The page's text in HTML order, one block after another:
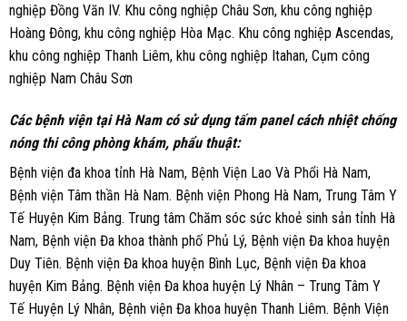
nghiệp Đồng Văn IV. Khu công nghiệp Châu Sơn, khu công nghiệp
Hoàng Đông, khu công nghiệp Hòa Mạc. Khu công nghiệp Ascendas,
khu công nghiệp Thanh Liêm, khu công nghiệp Itahan, Cụm công
nghiệp Nam Châu Sơn
Các bệnh viện tại Hà Nam có sử dụng tấm panel cách nhiệt chống
nóng thi công phòng khám, phẩu thuật:
Bệnh viện đa khoa tỉnh Hà Nam, Bệnh Viện Lao Và Phổi Hà Nam,
Bệnh viện Tâm thần Hà Nam. Bệnh viện Phong Hà Nam, Trung Tâm Y
Tế Huyện Kim Bảng. Trung tâm Chăm sóc sức khoẻ sinh sản tỉnh Hà
Nam, Bệnh viện Đa khoa thành phố Phủ Lý, Bệnh viện Đa khoa huyện
Duy Tiên. Bệnh viện Đa khoa huyện Bình Lục, Bệnh viện Đa khoa
huyện Kim Bảng. Bệnh viện Đa khoa huyện Lý Nhân – Trung Tâm Y
Tế Huyện Lý Nhân, Bệnh viện Đa khoa huyện Thanh Liêm. Bệnh Viện